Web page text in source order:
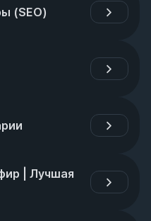
(SEO)
| Лучшая